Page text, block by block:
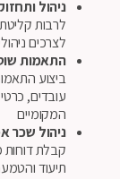
ניהול
לרבות
לצרכים
התאמות
ביצוע
עובדים,
המקומיים
ניהול שכר
קבלת
תיעוד